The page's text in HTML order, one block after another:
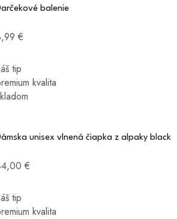
balenie
€
tip
kvalita
unisex vlnená čiapka z alpaky black
€
tip
kvalita